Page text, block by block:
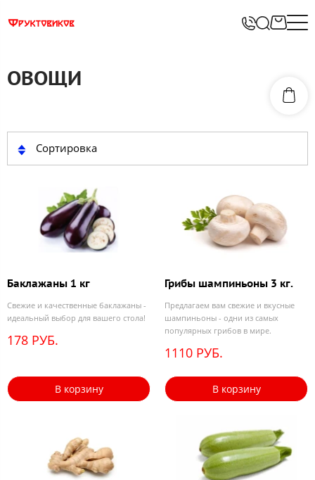
ОВОЩИ
Сортировка
Баклажаны 1 кг
Свежие и качественные баклажаны -
идеальный выбор для вашего стола!
178 РУБ.
В корзину
Грибы шампиньоны 3 кг.
Предлагаем вам свежие и вкусные
шампиньоны - одни из самых
популярных грибов в мире.
1110 РУБ.
В корзину